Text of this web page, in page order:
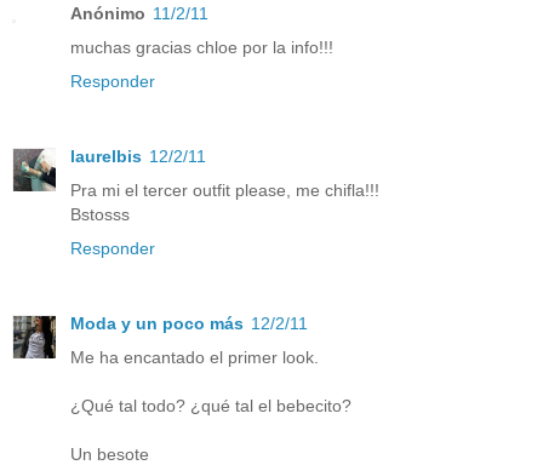
Anónimo 11/2/11
muchas gracias chloe por la info!!!
Responder
laurelbis 12/2/11
Pra mi el tercer outfit please, me chifla!!!
Bstosss
Responder
Moda y un poco más 12/2/11
Me ha encantado el primer look.
¿Qué tal todo? ¿qué tal el bebecito?
Un besote